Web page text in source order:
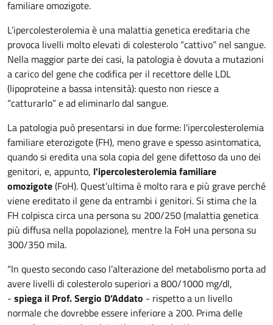
familiare omozigote.
L’ipercolesterolemia è una malattia genetica ereditaria che
provoca livelli molto elevati di colesterolo “cattivo” nel sangue.
Nella maggior parte dei casi, la patologia è dovuta a mutazioni
a carico del gene che codifica per il recettore delle LDL
(lipoproteine a bassa intensità): questo non riesce a
“catturarlo” e ad eliminarlo dal sangue.
La patologia può presentarsi in due forme: l'ipercolesterolemia
familiare eterozigote (FH), meno grave e spesso asintomatica,
quando si eredita una sola copia del gene difettoso da uno dei
genitori, e, appunto, l'ipercolesterolemia familiare
omozigote(FoH). Quest’ultima è molto rara e più grave perché
viene ereditato il gene da entrambi i genitori. Si stima che la
FH colpisca circa una persona su 200/250 (malattia genetica
più diffusa nella popolazione), mentre la FoH una persona su
300/350 mila.
“In questo secondo caso l’alterazione del metabolismo porta ad
avere livelli di colesterolo superiori a 800/1000 mg/dl,
- spiega il Prof. Sergio D’Addato - rispetto a un livello
normale che dovrebbe essere inferiore a 200. Prima delle